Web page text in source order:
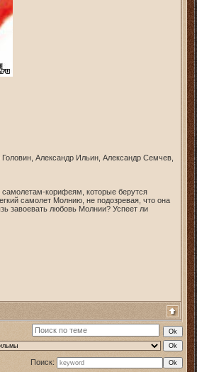
Александр Ильин, Александр Семчев,
самолетам-корифеям, которые берутся
самолет Молнию, не подозревая, что она
завоевать любовь Молнии? Успеет ли
Поиск: